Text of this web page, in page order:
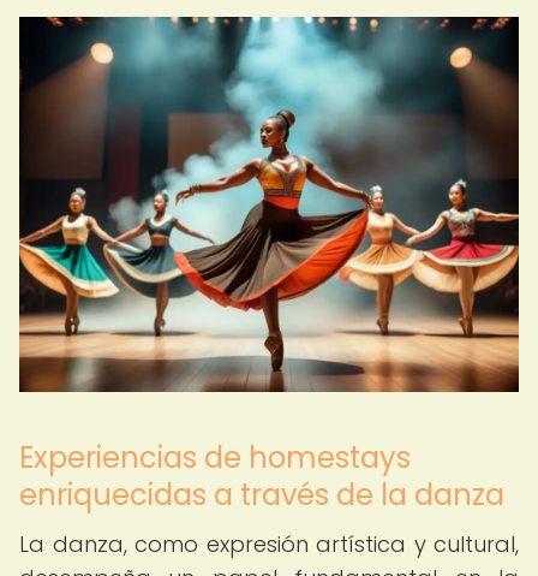
Experiencias de homestays
enriquecidas a través de la danza
La danza, como expresión artística y cultural,